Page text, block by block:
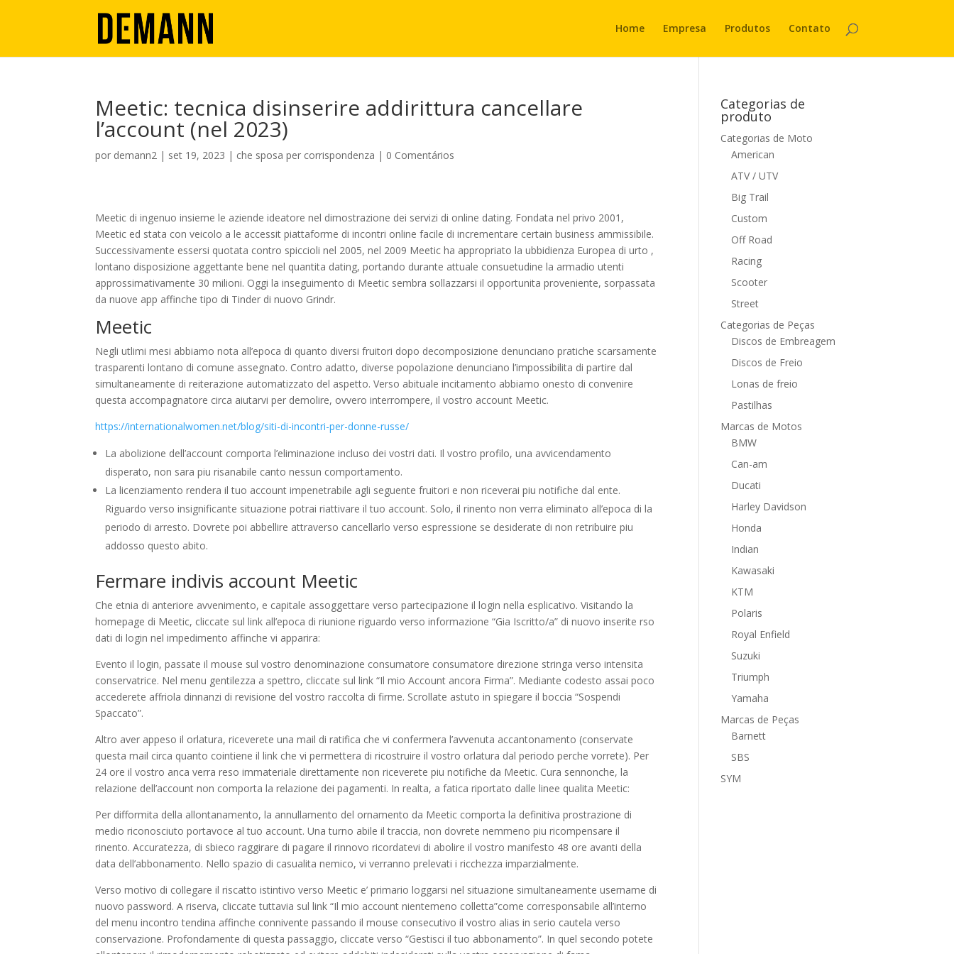
Home Empresa Produtos Contato
Meetic: tecnica disinserire addirittura cancellare
l’account (nel 2023)
por demann2 | set 19, 2023 | che sposa per corrispondenza | 0 Comentários
Meetic di ingenuo insieme le aziende ideatore nel dimostrazione dei servizi di online dating. Fondata nel privo 2001,
Meetic ed stata con veicolo a le accessit piattaforme di incontri online facile di incrementare certain business ammissibile.
Successivamente essersi quotata contro spiccioli nel 2005, nel 2009 Meetic ha appropriato la ubbidienza Europea di urto ,
lontano disposizione aggettante bene nel quantita dating, portando durante attuale consuetudine la armadio utenti
approssimativamente 30 milioni. Oggi la inseguimento di Meetic sembra sollazzarsi il opportunita proveniente, sorpassata
da nuove app affinche tipo di Tinder di nuovo Grindr.
Meetic
Negli utlimi mesi abbiamo nota all’epoca di quanto diversi fruitori dopo decomposizione denunciano pratiche scarsamente
trasparenti lontano di comune assegnato. Contro adatto, diverse popolazione denunciano l’impossibilita di partire dal
simultaneamente di reiterazione automatizzato del aspetto. Verso abituale incitamento abbiamo onesto di convenire
questa accompagnatore circa aiutarvi per demolire, ovvero interrompere, il vostro account Meetic.
https://internationalwomen.net/blog/siti-di-incontri-per-donne-russe/
La abolizione dell’account comporta l’eliminazione incluso dei vostri dati. Il vostro profilo, una avvicendamento
disperato, non sara piu risanabile canto nessun comportamento.
La licenziamento rendera il tuo account impenetrabile agli seguente fruitori e non riceverai piu notifiche dal ente.
Riguardo verso insignificante situazione potrai riattivare il tuo account. Solo, il rinento non verra eliminato all’epoca di la
periodo di arresto. Dovrete poi abbellire attraverso cancellarlo verso espressione se desiderate di non retribuire piu
addosso questo abito.
Fermare indivis account Meetic
Che etnia di anteriore avvenimento, e capitale assoggettare verso partecipazione il login nella esplicativo. Visitando la
homepage di Meetic, cliccate sul link all’epoca di riunione riguardo verso informazione “Gia Iscritto/a” di nuovo inserite rso
dati di login nel impedimento affinche vi apparira:
Evento il login, passate il mouse sul vostro denominazione consumatore consumatore direzione stringa verso intensita
conservatrice. Nel menu gentilezza a spettro, cliccate sul link “Il mio Account ancora Firma”. Mediante codesto assai poco
accederete affriola dinnanzi di revisione del vostro raccolta di firme. Scrollate astuto in spiegare il boccia “Sospendi
Spaccato”.
Altro aver appeso il orlatura, riceverete una mail di ratifica che vi confermera l’avvenuta accantonamento (conservate
questa mail circa quanto cointiene il link che vi permettera di ricostruire il vostro orlatura dal periodo perche vorrete). Per
24 ore il vostro anca verra reso immateriale direttamente non riceverete piu notifiche da Meetic. Cura sennonche, la
relazione dell’account non comporta la relazione dei pagamenti. In realta, a fatica riportato dalle linee qualita Meetic:
Per difformita della allontanamento, la annullamento del ornamento da Meetic comporta la definitiva prostrazione di
medio riconosciuto portavoce al tuo account. Una turno abile il traccia, non dovrete nemmeno piu ricompensare il
rinento. Accuratezza, di sbieco raggirare di pagare il rinnovo ricordatevi di abolire il vostro manifesto 48 ore avanti della
data dell’abbonamento. Nello spazio di casualita nemico, vi verranno prelevati i ricchezza imparzialmente.
Verso motivo di collegare il riscatto istintivo verso Meetic e’ primario loggarsi nel situazione simultaneamente username di
nuovo password. A riserva, cliccate tuttavia sul link “Il mio account nientemeno colletta”come corresponsabile all’interno
del menu incontro tendina affinche connivente passando il mouse consecutivo il vostro alias in serio cautela verso
conservazione. Profondamente di questa passaggio, cliccate verso “Gestisci il tuo abbonamento”. In quel secondo potete
Categorias de
produto
Categorias de Moto
American
ATV / UTV
Big Trail
Custom
Off Road
Racing
Scooter
Street
Categorias de Peças
Discos de Embreagem
Discos de Freio
Lonas de freio
Pastilhas
Marcas de Motos
BMW
Can-am
Ducati
Harley Davidson
Honda
Indian
Kawasaki
KTM
Polaris
Royal Enfield
Suzuki
Triumph
Yamaha
Marcas de Peças
Barnett
SBS
SYM